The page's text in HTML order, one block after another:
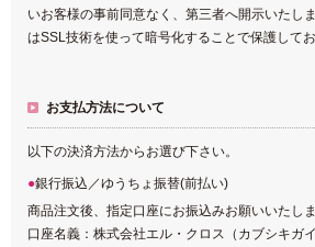
いお客様の事前同意なく、第三者へ開示いたし
はSSL技術を使って暗号化することで保護してお
お支払方法について
以下の決済方法からお選び下さい。
銀行振込／ゆうちょ振替(前払い)
商品注文後、指定口座にお振込みお願いいたしま
口座名義：株式会社エル・クロス（カブシキガ